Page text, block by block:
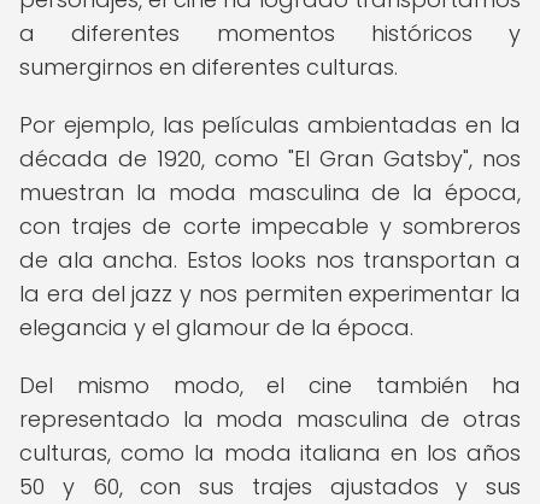
a diferentes momentos históricos y
sumergirnos en diferentes culturas.
Por ejemplo, las películas ambientadas en la
década de 1920, como "El Gran Gatsby", nos
muestran la moda masculina de la época,
con trajes de corte impecable y sombreros
de ala ancha. Estos looks nos transportan a
la era del jazz y nos permiten experimentar la
elegancia y el glamour de la época.
Del mismo modo, el cine también ha
representado la moda masculina de otras
culturas, como la moda italiana en los años
50 y 60, con sus trajes ajustados y sus